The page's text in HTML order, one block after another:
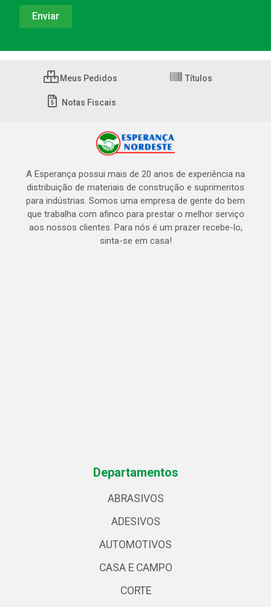
Meus Pedidos Títulos
Notas Fiscais
A Esperança possui mais de 20 anos de experiência na
distribuição de materiais de construção e suprimentos
para indústrias. Somos uma empresa de gente do bem
que trabalha com afinco para prestar o melhor serviço
aos nossos clientes. Para nós é um prazer recebe-lo,
sinta-se em casa!
Departamentos
ABRASIVOS
ADESIVOS
AUTOMOTIVOS
CASA E CAMPO
CORTE